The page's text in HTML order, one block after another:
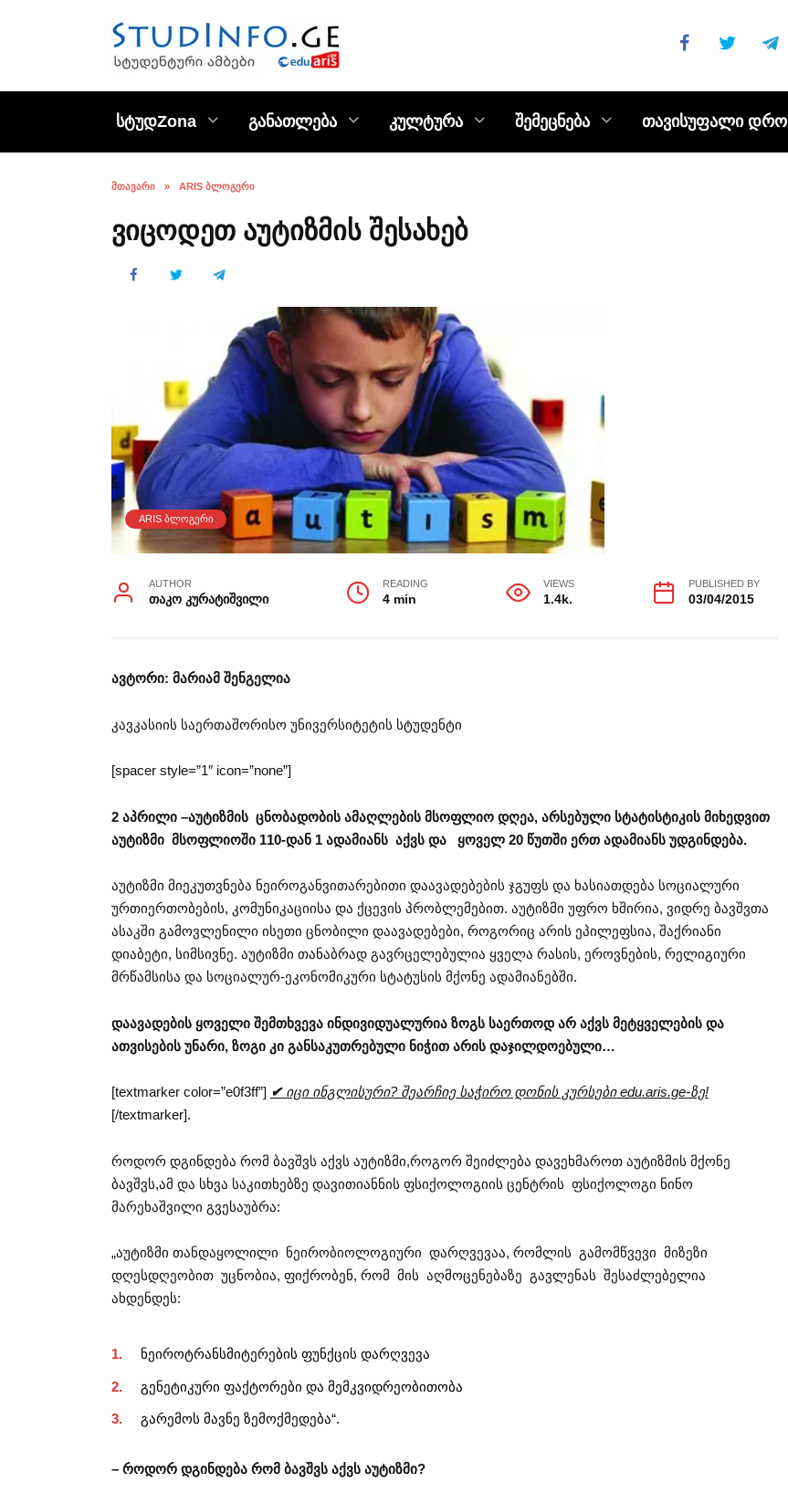
სტუდZona განათლება კულტურა შემეცნება თავისუფალი დრო
ᲛᲗᲐᲕᲐᲠᲘ » ARIS ᲑᲚᲝᲒᲔᲠᲘ
ვიცოდეთ აუტიზმის შესახებ
ARIS ᲑᲚᲝᲒᲔᲠᲘ
AUTHOR
თაკო კურატიშვილი
READING
4 min
VIEWS
1.4k.
PUBLISHED BY
03/04/2015
ავტორი: მარიამ შენგელია
კავკასიის საერთაშორისო უნივერსიტეტის სტუდენტი
[spacer style=”1″ icon=”none”]
2 აპრილი –აუტიზმის ცნობადობის ამაღლების მსოფლიო დღეა, არსებული სტატისტიკის მიხედვით
აუტიზმი მსოფლიოში 110-დან 1 ადამიანს აქვს და ყოველ 20 წუთში ერთ ადამიანს უდგინდება.
აუტიზმი მიეკუთვნება ნეიროგანვითარებითი დაავადებების ჯგუფს და ხასიათდება სოციალური
ურთიერთობების, კომუნიკაციისა და ქცევის პრობლემებით. აუტიზმი უფრო ხშირია, ვიდრე ბავშვთა
ასაკში გამოვლენილი ისეთი ცნობილი დაავადებები, როგორიც არის ეპილეფსია, შაქრიანი
დიაბეტი, სიმსივნე. აუტიზმი თანაბრად გავრცელებულია ყველა რასის, ეროვნების, რელიგიური
მრწამსისა და სოციალურ-ეკონომიკური სტატუსის მქონე ადამიანებში.
დაავადების ყოველი შემთხვევა ინდივიდუალურია ზოგს საერთოდ არ აქვს მეტყველების და
ათვისების უნარი, ზოგი კი განსაკუთრებული ნიჭით არის დაჯილდოებული…
[textmarker color=”e0f3ff”] ✔იცი ინგლისური? შეარჩიე საჭირო დონის კურსები edu.aris.ge-ზე!
[/textmarker].
როდორ დგინდება რომ ბავშვს აქვს აუტიზმი,როგორ შეიძლება დავეხმაროთ აუტიზმის მქონე
ბავშვს,ამ და სხვა საკითხებზე დავითიანნის ფსიქოლოგიის ცენტრის ფსიქოლოგი ნინო
მარეხაშვილი გვესაუბრა:
„აუტიზმი თანდაყოლილი ნეირობიოლოგიური დარღვევაა, რომლის გამომწვევი მიზეზი
დღესდღეობით უცნობია, ფიქრობენ, რომ მის აღმოცენებაზე გავლენას შესაძლებელია
ახდენდეს:
ნეიროტრანსმიტერების ფუნქცის დარღვევა
გენეტიკური ფაქტორები და მემკვიდრეობითობა
გარემოს მავნე ზემოქმედება“.
– როდორ დგინდება რომ ბავშვს აქვს აუტიზმი?